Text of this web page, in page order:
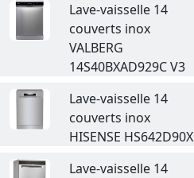
Lave-vaisselle 14
couverts inox
VALBERG
14S40BXAD929C V3
Lave-vaisselle 14
couverts inox
HISENSE HS642D90X
Lave-vaisselle 14